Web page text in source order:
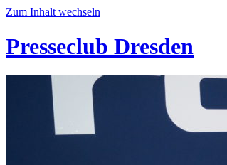
Zum Inhalt wechseln
Presseclub Dresden